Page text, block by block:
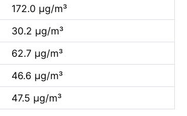
172.0 µg/m³
30.2 µg/m³
62.7 µg/m³
46.6 µg/m³
47.5 µg/m³